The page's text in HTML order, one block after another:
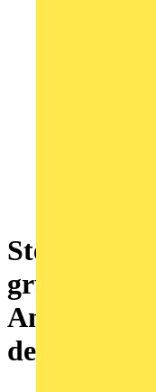
Steckbare
grün / gelb,
Anzahl
der Etagen: